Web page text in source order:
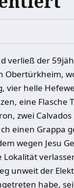
verließ der
Obertürkheim,
vier helle
eine Flasche
zwei
einen Grappa
wegen Jesu
Lokalität
unweit der
habe,